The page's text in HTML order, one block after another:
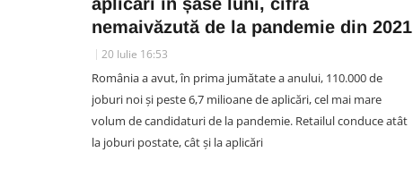
nemaivăzută de la pandemie din 2021
20 Iulie 16:53
România a avut, în prima jumătate a anului, 110.000 de
joburi noi și peste 6,7 milioane de aplicări, cel mai mare
volum de candidaturi de la pandemie. Retailul conduce atât
la joburi postate, cât și la aplicări